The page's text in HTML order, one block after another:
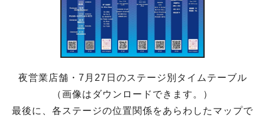
夜営業店舗・7月27日のステージ別タイムテーブル
（画像はダウンロードできます。）
最後に、各ステージの位置関係をあらわしたマップで